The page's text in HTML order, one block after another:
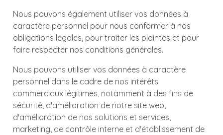
Nous pouvons également utiliser vos données à
caractère personnel pour nous conformer à nos
obligations légales, pour traiter les plaintes et pour
faire respecter nos conditions générales.
Nous pouvons utiliser vos données à caractère
personnel dans le cadre de nos intérêts
commerciaux légitimes, notamment à des fins de
sécurité, d'amélioration de notre site web,
d'amélioration de nos solutions et services,
marketing, de contrôle interne et d'établissement de